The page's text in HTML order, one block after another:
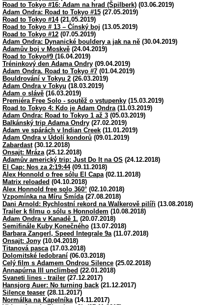
Road to Tokyo #16: Adam na hrad (Špilberk) (03.06.2019)
Adam Ondra: Road to Tokyo #15 (27.05.2019)
Road to Tokyo #14(21.05.2019)
Road to Tokyo # 13 – Čínský boj (13.05.2019)
Road to Tokyo #12 (07.05.2019)
Adam Ondra: Dynanické bouldery a jak na ně (30.04.2019)
Adamův boj v Moskvě (24.04.2019)
Road to Tokyo#9 (16.04.2019)
Tréninkový den Adama Ondry (09.04.2019)
Adam Ondra. Road to Tokyo #7 (01.04.2019)
Bouldrování v Tokyu 2 (26.03.2019)
Adam Ondra v Tokyu (18.03.2019)
Adam o slávě (16.03.2019)
Premiéra Free Solo - soutěž o vstupenky (15.03.2019)
Road to Tokyo 4: Kdo je Adam Ondra (11.03.2019)
Adam Ondra: Road to Tokyo 1 až 3 (05.03.2019)
Balkánský trip Adama Ondry (27.02.2019)
Adam ve spárách v Indian Creek (11.01.2019)
Adam Ondra v Údolí kondorů (09.01.2019)
Zabardast(30.12.2018)
Onsajt: Mráza (25.12.2018)
Adamův americký trip: Just Do It na OS (24.12.2018)
El Cap: Nos za 2:19:44(09.11.2018)
Alex Honnold o free sólu El Capa (02.11.2018)
Matrix reloaded (04.10.2018)
Alex Honnold free solo 360° (02.10.2018)
Vzpomínka na Míru Šmída (27.08.2018)
Dani Arnold: Rychlostní rekord na Walkerově pilíři (13.08.2018)
Trailer k filmu o sólu s Honnoldem (10.08.2018)
Adam Ondra v Kanadě 1. (20.07.2018)
Semifinále Kuby Konečného (13.07.2018)
Barbara Zangerl, Speed Integrale 9a (11.07.2018)
Onsajt: Jony (10.04.2018)
Titanová pasca (17.03.2018)
Dolomitské ledobraní (06.03.2018)
Celý film s Adamem Ondrou Silence (25.02.2018)
Annapúrna III unclimbed (22.01.2018)
Svaneti lines - trailer (27.12.2017)
Hansjorg Auer: No turning back (21.12.2017)
Silence teaser (28.11.2017)
Normálka na Kapelníka (14.11.2017)